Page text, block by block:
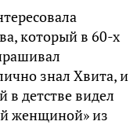
который в 60-х
знал Хвита, и
в детстве видел
женщиной» из